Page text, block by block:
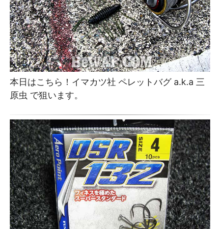
本日はこちら！イマカツ社 ペレットバグ a.k.a 三
原虫 で狙います。